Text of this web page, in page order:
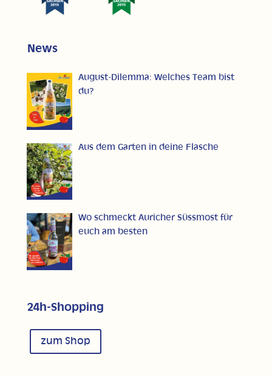
News
August-Dilemma: Welches Team bist
du?
Aus dem Garten in deine Flasche
Wo schmeckt Auricher Süssmost für
euch am besten
24h-Shopping
zum Shop